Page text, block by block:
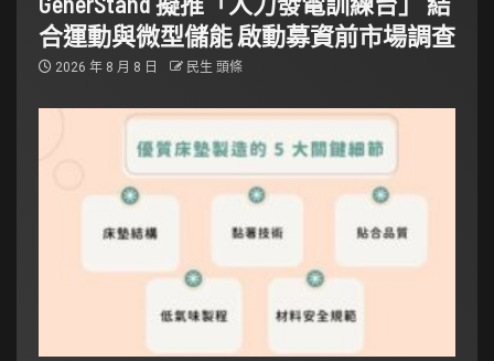
合運動與微型儲能 啟動募資前市場調查
2026 年 8 月 8 日 民生 頭條